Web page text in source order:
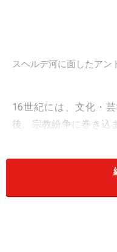
スヘルデ河に面したアン
16世紀には、文化・
後、宗教紛争に巻き込
に戻ります。
こうして、アントワー